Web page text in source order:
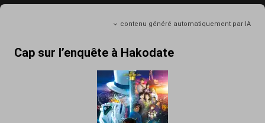
contenu généré automatiquement par IA
Cap sur l’enquête à Hakodate